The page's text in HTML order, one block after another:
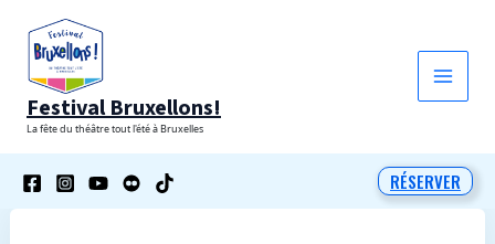
contenu
Festival Bruxellons!
La fête du théâtre tout l'été à Bruxelles
RÉSERVER